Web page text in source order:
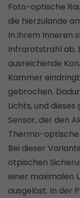
Foto-optische
die hierzulande
In ihrem Inneren
Infrarotstrahl ab.
ausreichende
Kammer
gebrochen.
Lichts, und
Sensor, der den
Thermo-
Bei dieser
otpischen
einer maximalen
ausgelöst. In der